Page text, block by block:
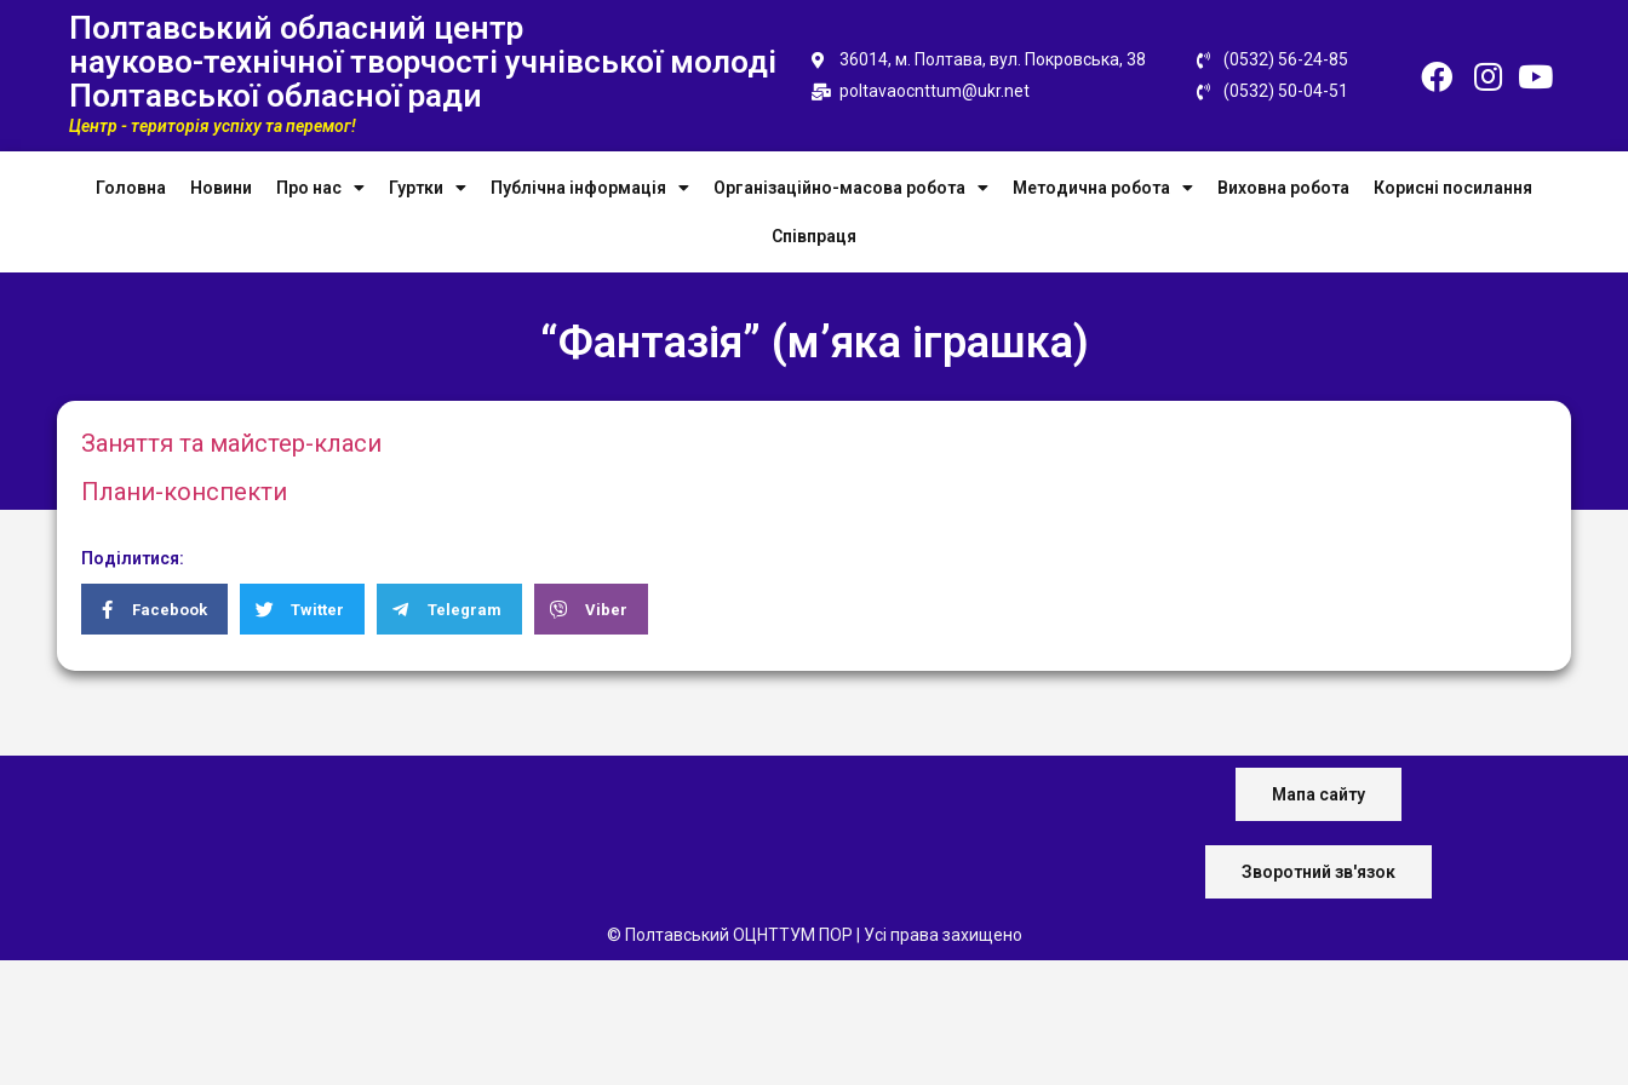
Полтавський обласний центр
науково-технічної творчості учнівської молоді
Полтавської обласної ради
Центр - територія успіху та перемог!
36014, м. Полтава, вул. Покровська, 38
poltavaocnttum@ukr.net
(0532) 56-24-85
(0532) 50-04-51
Головна Новини Про нас Гуртки Публічна інформація Організаційно-масова робота Методична робота Виховна робота Корисні посилання
Співпраця
“Фантазія” (м’яка іграшка)
Заняття та майстер-класи
Плани-конспекти
Поділитися:
Facebook Twitter Telegram Viber
Мапа сайту
Зворотний зв'язок
© Полтавський ОЦНТТУМ ПОР | Усі права захищено